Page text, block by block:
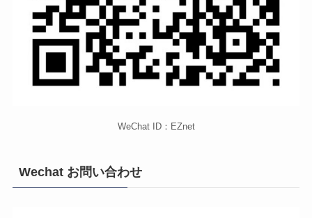
WeChat ID：EZnet
Wechat お問い合わせ